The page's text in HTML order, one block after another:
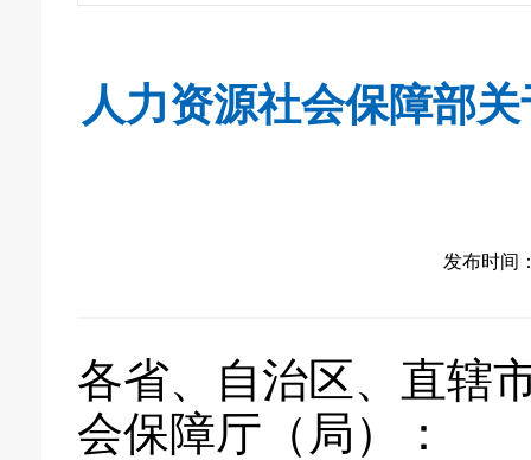
人力资源社会保障部
发布时间
各省、自治区、直辖
会保障厅（局）：